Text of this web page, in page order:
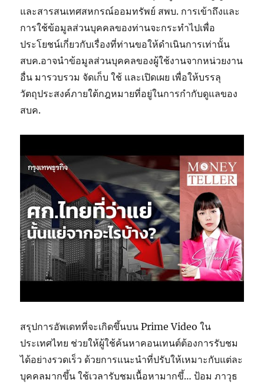
และสารสนเทศสหกรณ์ออมทรัพย์ สพบ. การเข้าถึงและ
การใช้ข้อมูลส่วนบุคคลของท่านจะกระทำไปเพื่อ
ประโยชน์เกี่ยวกับเรื่องที่ท่านขอให้ดำเนินการเท่านั้น
สบค.อาจนำข้อมูลส่วนบุคคลของผู้ใช้งานจากหน่วยงาน
อื่น มารวบรวม จัดเก็บ ใช้ และเปิดเผย เพื่อให้บรรลุ
วัตถุประสงค์ภายใต้กฎหมายที่อยู่ในการกำกับดูแลของ
สบค.
สรุปการอัพเดทที่จะเกิดขึ้นบน Prime Video ใน
ประเทศไทย ช่วยให้ผู้ใช้ค้นหาคอนเทนต์ต้องการรับชม
ได้อย่างรวดเร็ว ด้วยการแนะนำที่ปรับให้เหมาะกับแต่ละ
บุคคลมากขึ้น ใช้เวลารับชมเนื้อหามากขึ้… ป้อม ภาวุธ